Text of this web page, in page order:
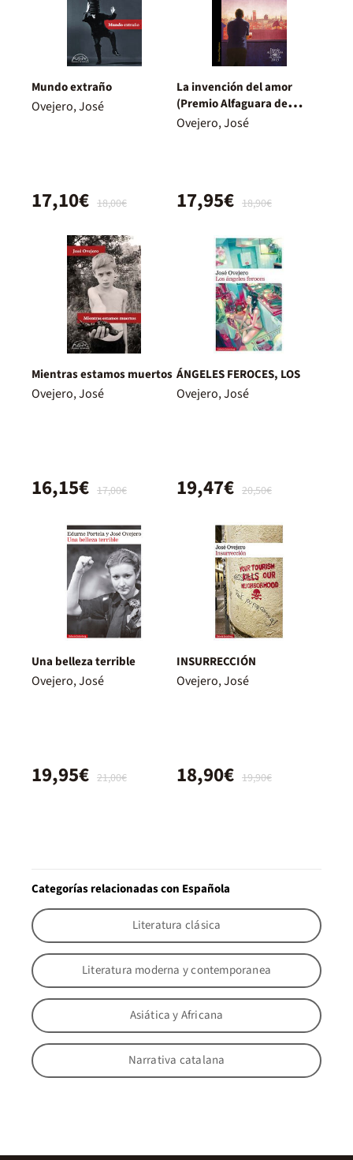
Mundo extraño
Ovejero, José
18,00€
17,10€
La invención del amor
(Premio Alfaguara de
novela 2013)
Ovejero, José
18,90€
17,95€
Mientras estamos muertos
Ovejero, José
17,00€
16,15€
ÁNGELES FEROCES, LOS
Ovejero, José
20,50€
19,47€
Una belleza terrible
Ovejero, José
21,00€
19,95€
INSURRECCIÓN
Ovejero, José
19,90€
18,90€
Categorías relacionadas con Española
Literatura clásica
Literatura moderna y contemporanea
Asiática y Africana
Narrativa catalana